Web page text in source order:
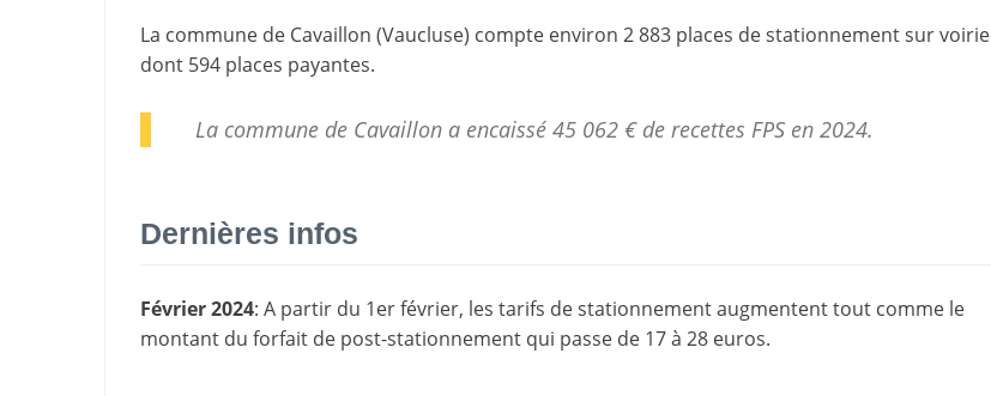
La commune de Cavaillon (Vaucluse) compte environ 2 883 places de stationnement sur voirie
dont 594 places payantes.
La commune de Cavaillon a encaissé 45 062 € de recettes FPSen 2024.
Dernières infos
Février 2024: A partir du 1er février, les tarifs de stationnement augmentent tout comme le
montant du forfait de post-stationnement qui passe de 17 à 28 euros.